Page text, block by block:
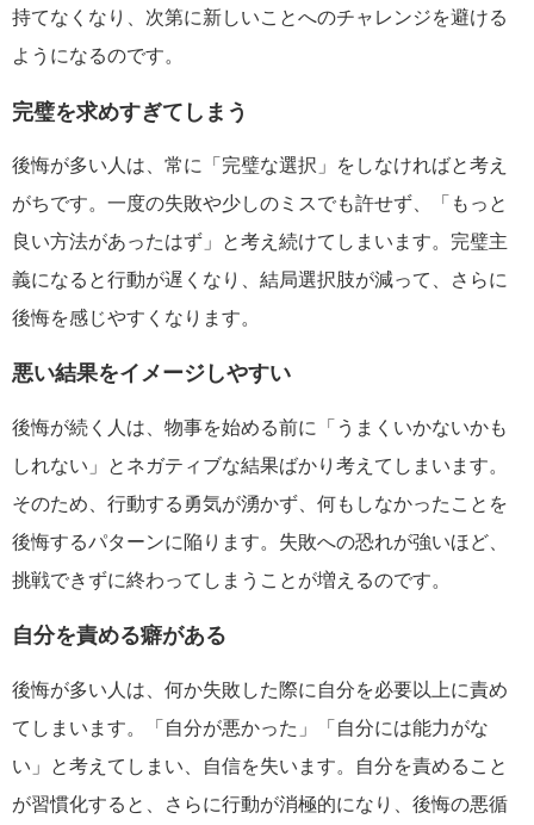
持てなくなり、次第に新しいことへのチャレンジを避ける
ようになるのです。
完璧を求めすぎてしまう
後悔が多い人は、常に「完璧な選択」をしなければと考え
がちです。一度の失敗や少しのミスでも許せず、「もっと
良い方法があったはず」と考え続けてしまいます。完璧主
義になると行動が遅くなり、結局選択肢が減って、さらに
後悔を感じやすくなります。
悪い結果をイメージしやすい
後悔が続く人は、物事を始める前に「うまくいかないかも
しれない」とネガティブな結果ばかり考えてしまいます。
そのため、行動する勇気が湧かず、何もしなかったことを
後悔するパターンに陥ります。失敗への恐れが強いほど、
挑戦できずに終わってしまうことが増えるのです。
自分を責める癖がある
後悔が多い人は、何か失敗した際に自分を必要以上に責め
てしまいます。「自分が悪かった」「自分には能力がな
い」と考えてしまい、自信を失います。自分を責めること
が習慣化すると、さらに行動が消極的になり、後悔の悪循